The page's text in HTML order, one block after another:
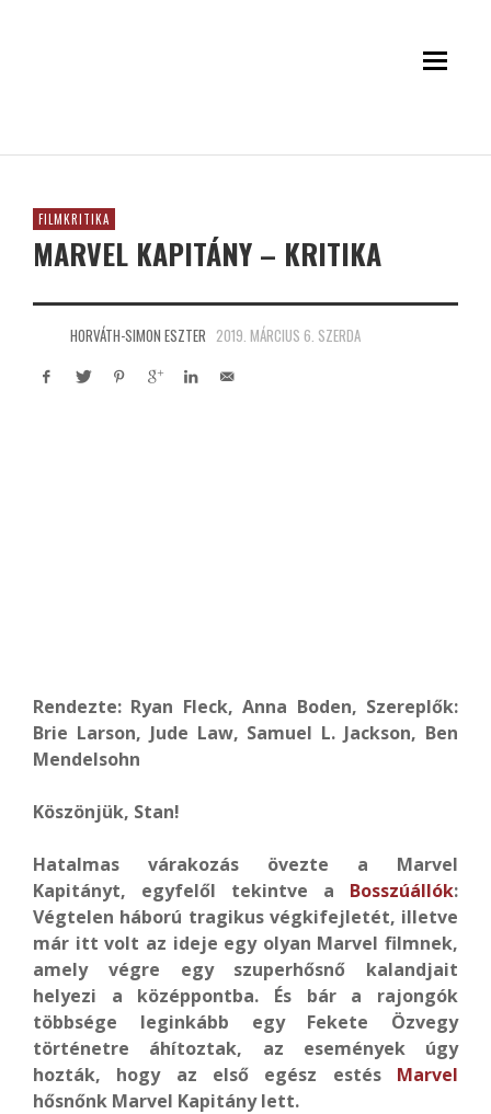
FILMKRITIKA
MARVEL KAPITÁNY – KRITIKA
HORVÁTH-SIMON ESZTER 2019. MÁRCIUS 6. SZERDA
Rendezte: Ryan Fleck, Anna Boden, Szereplők:
Brie Larson, Jude Law, Samuel L. Jackson, Ben
Mendelsohn
Köszönjük, Stan!
Hatalmas várakozás övezte a Marvel
Kapitányt, egyfelől tekintve a Bosszúállók:
Végtelen háború tragikus végkifejletét, illetve
már itt volt az ideje egy olyan Marvel filmnek,
amely végre egy szuperhősnő kalandjait
helyezi a középpontba. És bár a rajongók
többsége leginkább egy Fekete Özvegy
történetre áhítoztak, az események úgy
hozták, hogy az első egész estés Marvel
hősnőnk Marvel Kapitány lett.